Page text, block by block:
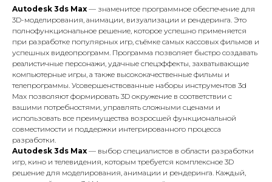
Autodesk 3ds Max — знаменитое программное обеспечение для
3D-моделирования, анимации, визуализации и рендеринга. Это
полнофункциональное решение, которое успешно применяется
при разработке популярных игр, съёмке самых кассовых фильмов и
успешных видеопрограмм. Программа позволяет быстро создавать
реалистичные персонажи, удачные спецэффекты, захватывающие
компьютерные игры, а также высококачественные фильмы и
телепрограммы. Усовершенствованные наборы инструментов 3d
Max позволяют формировать 3D окружение в соответствии с
вашими потребностями, управлять сложными сценами и
использовать все преимущества возросшей функциональной
совместимости и поддержки интегрированного процесса
разработки.
Autodesk 3ds Max — выбор специалистов в области разработки
игр, кино и телевидения, которым требуется комплексное 3D
решение для моделирования, анимации и рендеринга. Каждый,